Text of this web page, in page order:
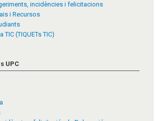
incidències i felicitacions
i Recursos
(TIQUETs TIC)
UPC